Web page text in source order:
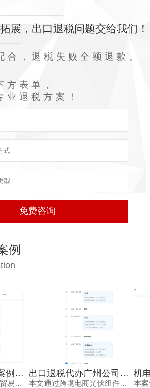
展，出口退税问题交给我们！
合，退税失败全额退款。
方表单，
业退税方案！
例
机电产品出口退税案例：出口退税咨询佛山机构助贸易企业高效完成退税
本文通过一家机电产品贸易公司的出口退税案例，展示出口退税咨询佛山机构如何协助企业完成备案、资料准备、申报审核和收汇确认等流程，帮助企业顺利获得退税款并规范税务管理。
出口退税代办广州公司助力跨境电商应对退税率下调案例
本文通过跨境电商光伏组件出口案例，展示2024年12月出口退税率下调后，企业如何借助出口退税代办广州公司完成合规退税申报，实现资金快速回笼。